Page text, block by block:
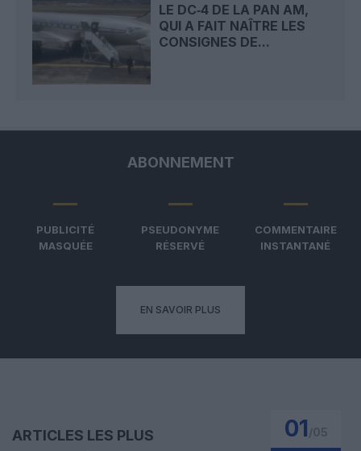
LE DC‑4 DE LA PAN AM,
QUI A FAIT NAÎTRE LES
CONSIGNES DE...
ABONNEMENT
PUBLICITÉ
MASQUÉE
PSEUDONYME
RÉSERVÉ
COMMENTAIRE
INSTANTANÉ
EN SAVOIR PLUS
ARTICLES LES PLUS
01